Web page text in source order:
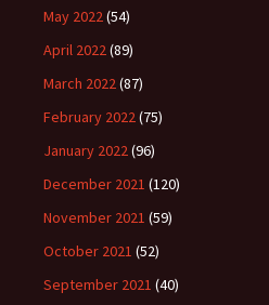
May 2022(54)
April 2022(89)
March 2022(87)
February 2022(75)
January 2022(96)
December 2021 (120)
November 2021 (59)
October 2021 (52)
September 2021 (40)